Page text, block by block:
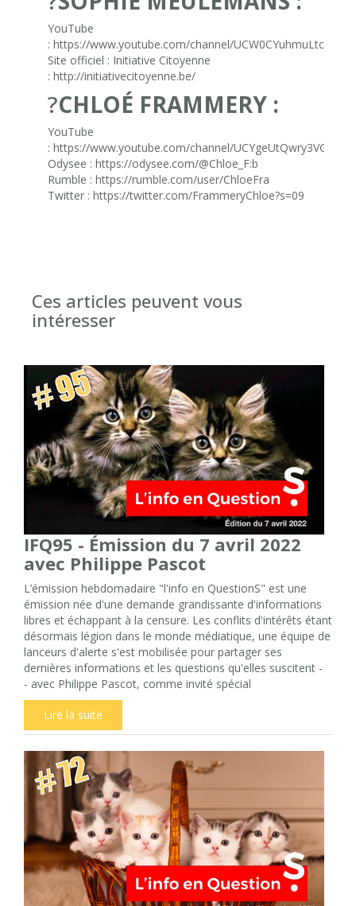
YouTube
: https://www.youtube.com/channel/
Site officiel : Initiative Citoyenne
: http://initiativecitoyenne.be/
?CHLOÉ FRAMMERY :
YouTube
: https://www.youtube.com/channel/
Odysee : https://odysee.com/@Chloe_F:b
Rumble : https://rumble.com/user/ChloeFra
Twitter : https://twitter.com/FrammeryChloe?s=09
Ces articles peuvent vous
intéresser
IFQ95 - Émission du 7 avril 2022
avec Philippe Pascot
L’émission hebdomadaire "l'info en QuestionS" est une
émission née d'une demande grandissante d'informations
libres et échappant à la censure. Les conflits d'intérêts étant
désormais légion dans le monde médiatique, une équipe de
lanceurs d'alerte s'est mobilisée pour partager ses
dernières informations et les questions qu'elles suscitent -
- avec Philippe Pascot, comme invité spécial
Lire la suite